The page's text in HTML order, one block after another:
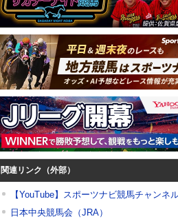
関連リンク（外部）
【YouTube】スポーツナビ競馬チャンネ
日本中央競馬会（JRA）